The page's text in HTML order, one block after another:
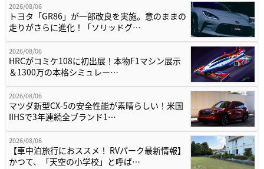
2026/08/06
トヨタ「GR86」が一部改良を実施。意のままの
走りがさらに進化！「ソリッドグ…
2026/08/06
HRCがコミケ108に初出展！本物F1マシン展示
＆1300万の本格シミュレー…
2026/08/06
マツダ新型CX-5の安全性能が素晴らしい！米国
IIHSで3年連続全ブランド1…
2026/08/06
【車中泊旅行におススメ！ RVパーク最新情報】
かつて、「天空の小学校」と呼ば…